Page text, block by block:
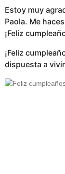
Estoy muy
Paola. Me
¡Feliz
¡Feliz
dispuesta a